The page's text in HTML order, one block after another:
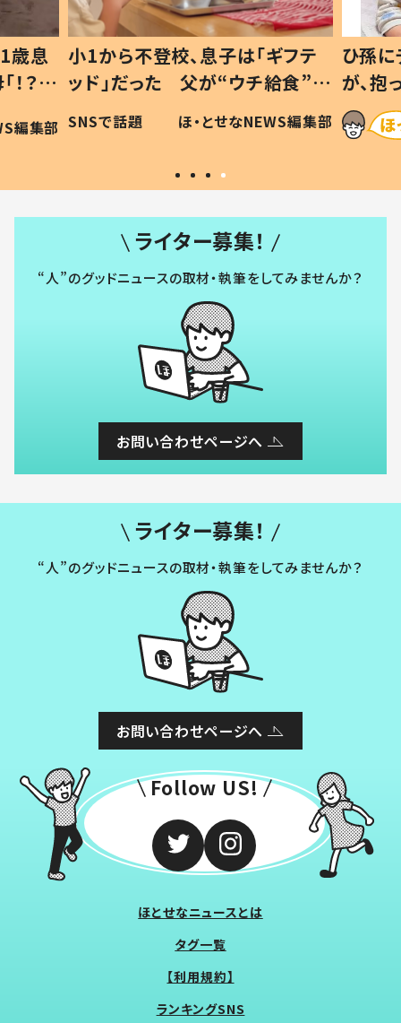
歳息
？」
編集部
小1から不登校、息子は「ギフテ
ッド」だった 父が“ウチ給食”を
作り続ける理由とは #令和の親
#令和の子
SNSで話題 ほ・とせなNEWS編集部
ひ孫
が、
「涙が
い」
ライター募集！
“人”のグッドニュースの取材・執筆をしてみませんか？
お問い合わせページへ
ライター募集！
“人”のグッドニュースの取材・執筆をしてみませんか？
お問い合わせページへ
Follow US!
ほとせなニュースとは
タグ一覧
【利用規約】
ランキングSNS